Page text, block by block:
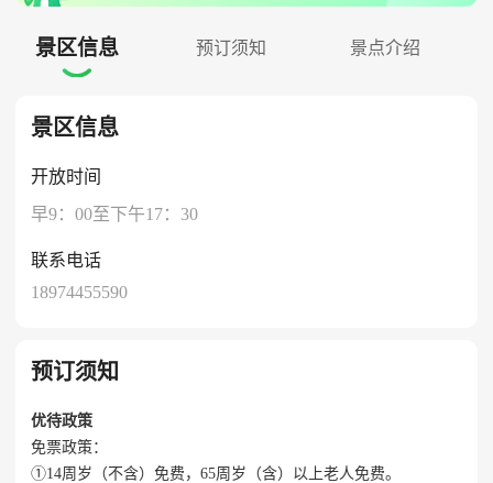
景区信息 预订须知 景点介绍

景区信息
开放时间
早9：00至下午17：30
联系电话
18974455590
预订须知
优待政策
免票政策：
①14周岁（不含）免费，65周岁（含）以上老人免费。